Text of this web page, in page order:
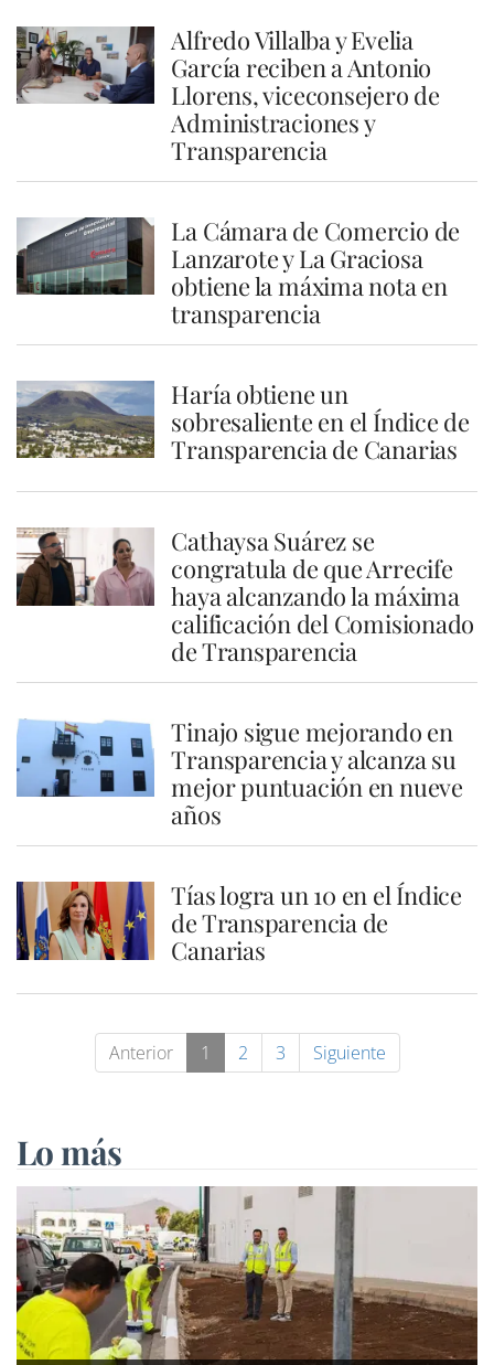
Alfredo Villalba y Evelia
García reciben a Antonio
Llorens, viceconsejero de
Administraciones y
Transparencia
La Cámara de Comercio de
Lanzarote y La Graciosa
obtiene la máxima nota en
transparencia
Haría obtiene un
sobresaliente en el Índice de
Transparencia de Canarias
Cathaysa Suárez se
congratula de que Arrecife
haya alcanzando la máxima
calificación del Comisionado
de Transparencia
Tinajo sigue mejorando en
Transparencia y alcanza su
mejor puntuación en nueve
años
Tías logra un 10 en el Índice
de Transparencia de
Canarias
Anterior 1 2 3 Siguiente
Lo más